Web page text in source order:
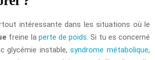
intéressante dans les situations où le
freine la perte de poids. Si tu es concerné
glycémie instable,syndrome métabolique,